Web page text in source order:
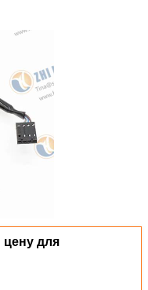
для